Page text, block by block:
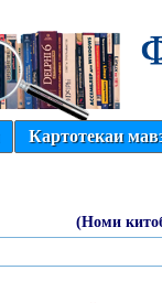
Картотекаи
(Номи